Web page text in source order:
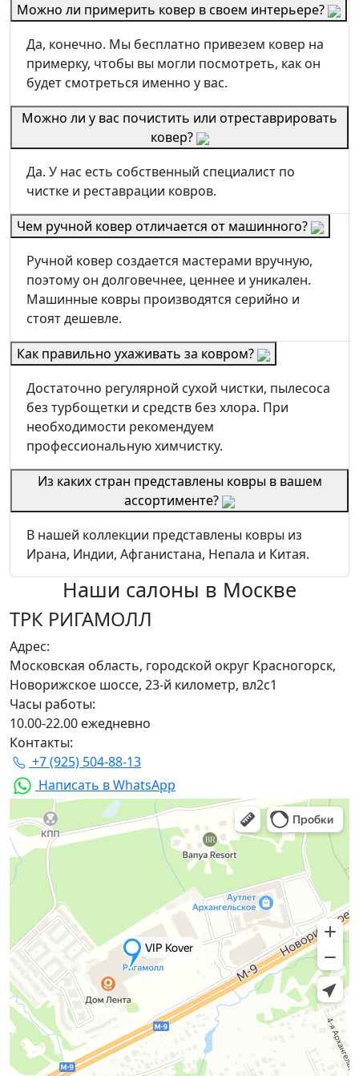
Можно ли примерить ковер в своем интерьере?
Да, конечно. Мы бесплатно привезем ковер на
примерку, чтобы вы могли посмотреть, как он
будет смотреться именно у вас.
Можно ли у вас почистить или отреставрировать
ковер?
Да. У нас есть собственный специалист по
чистке и реставрации ковров.
Чем ручной ковер отличается от машинного?
Ручной ковер создается мастерами вручную,
поэтому он долговечнее, ценнее и уникален.
Машинные ковры производятся серийно и
стоят дешевле.
Как правильно ухаживать за ковром?
Достаточно регулярной сухой чистки, пылесоса
без турбощетки и средств без хлора. При
необходимости рекомендуем
профессиональную химчистку.
Из каких стран представлены ковры в вашем
ассортименте?
В нашей коллекции представлены ковры из
Ирана, Индии, Афганистана, Непала и Китая.
Наши салоны в Москве
ТРК РИГАМОЛЛ
Адрес:
Московская область, городской округ Красногорск,
Новорижское шоссе, 23-й километр, вл2с1
Часы работы:
10.00-22.00 ежедневно
Контакты:
+7 (925) 504-88-13
Написать в WhatsApp